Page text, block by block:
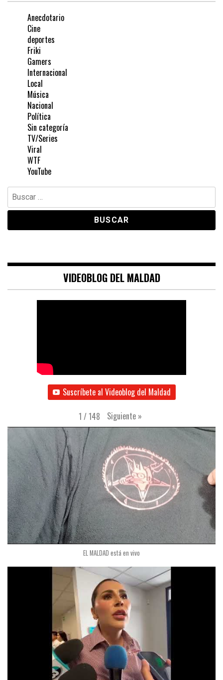
Anecdotario
Cine
deportes
Friki
Gamers
Internacional
Local
Música
Nacional
Política
Sin categoría
TV/Series
Viral
WTF
YouTube
Buscar:
VIDEOBLOG DEL MALDAD
Suscríbete al Videoblog del Maldad
1 /148 Siguiente »
EL MALDAD está en vivo